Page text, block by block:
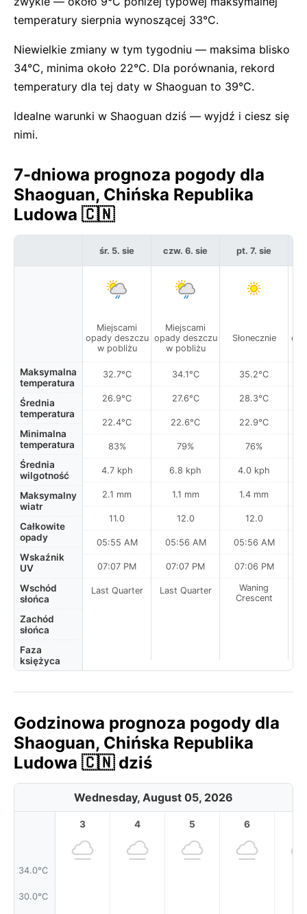
temperatury sierpnia wynoszącej 33°C.
Niewielkie zmiany w tym tygodniu — maksima blisko
34°C, minima około 22°C. Dla porównania, rekord
temperatury dla tej daty w Shaoguan to 39°C.
Idealne warunki w Shaoguan dziś — wyjdź i ciesz się
nimi.
7-dniowa prognoza pogody dla
Shaoguan, Chińska Republika
Ludowa 🇨🇳
Maksymalna
temperatura
Średnia
temperatura
Minimalna
temperatura
Średnia
wilgotność
Maksymalny
wiatr
Całkowite
opady
Wskaźnik
UV
Wschód
słońca
Zachód
słońca
Faza
księżyca
śr. 5. sie
Miejscami
opady deszczu
w pobliżu
32.7°C
26.9°C
22.4°C
83%
4.7 kph
2.1 mm
11.0
05:55 AM
07:07 PM
Last Quarter
czw. 6. sie
Miejscami
opady deszczu
w pobliżu
34.1°C
27.6°C
22.6°C
79%
6.8 kph
1.1 mm
12.0
05:56 AM
07:07 PM
Last Quarter
pt. 7. sie
Słonecznie
35.2°C
28.3°C
22.9°C
76%
4.0 kph
1.4 mm
12.0
05:56 AM
07:06 PM
Waning
Crescent
Godzinowa prognoza pogody dla
Shaoguan, Chińska Republika
Ludowa 🇨🇳 dziś
Wednesday, August 05, 2026
34.0°C
30.0°C
3 4 5 6